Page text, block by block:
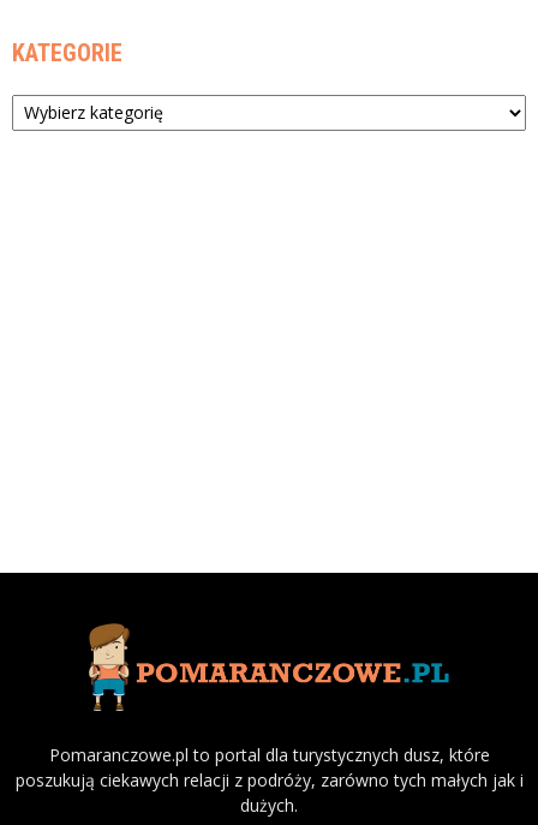
KATEGORIE
Kategorie
Pomaranczowe.pl to portal dla turystycznych dusz, które
poszukują ciekawych relacji z podróży, zarówno tych małych jak i
dużych.